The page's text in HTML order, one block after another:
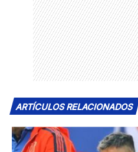
ARTÍCULOS RELACIONADOS